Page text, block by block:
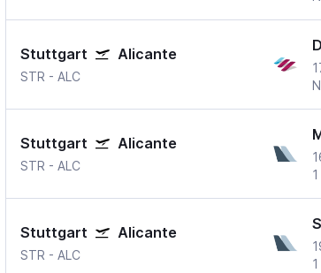
Stuttgart Alicante
STR - ALC
Stuttgart Alicante
STR - ALC
Stuttgart Alicante
STR - ALC